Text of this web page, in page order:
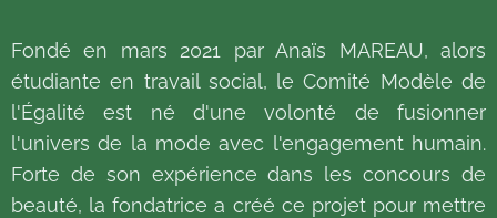
Fondé en mars 2021 par Anaïs MAREAU, alors
étudiante en travail social, le Comité Modèle de
l'Égalité est né d'une volonté de fusionner
l'univers de la mode avec l'engagement humain.
Forte de son expérience dans les concours de
beauté, la fondatrice a créé ce projet pour mettre